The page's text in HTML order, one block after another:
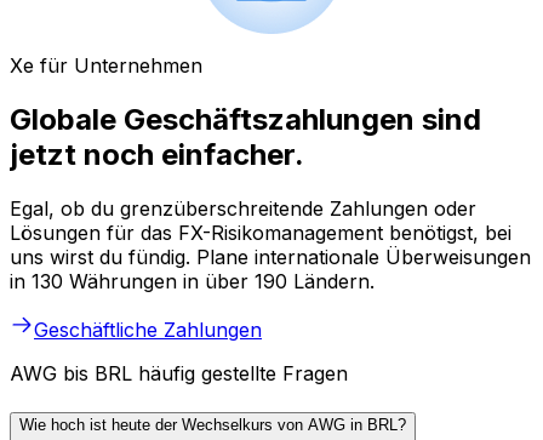
Xe für Unternehmen
Globale Geschäftszahlungen sind
jetzt noch einfacher.
Egal, ob du grenzüberschreitende Zahlungen oder
Lösungen für das FX-Risikomanagement benötigst, bei
uns wirst du fündig. Plane internationale Überweisungen
in 130 Währungen in über 190 Ländern.
Geschäftliche Zahlungen
AWG bis BRL häufig gestellte Fragen
Wie hoch ist heute der Wechselkurs von AWG in BRL?